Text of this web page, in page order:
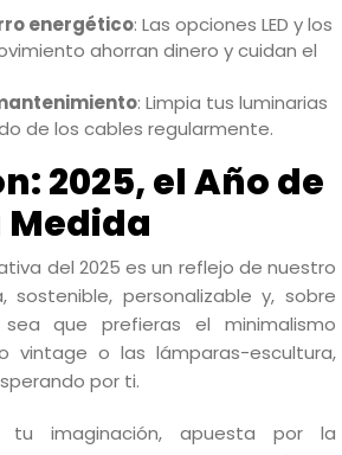
energético: Las opciones LED y los
ahorran dinero y cuidan el
: Limpia tus luminarias
de los cables regularmente.
2025, el Año de
Medida
del 2025 es un reflejo de nuestro
sostenible, personalizable y, sobre
que prefieras el minimalismo
vintage o las lámparas-escultura,
por ti.
tu imaginación, apuesta por la